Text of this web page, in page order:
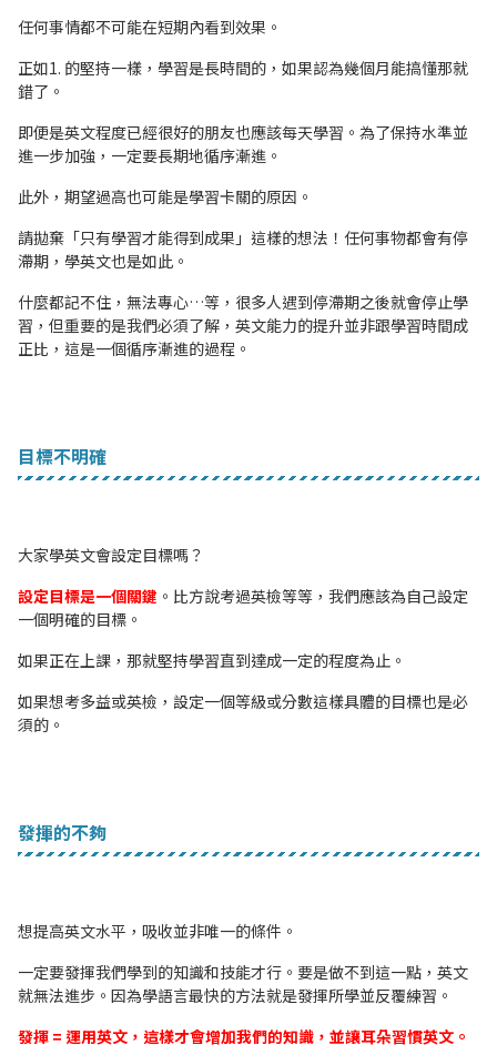
任何事情都不可能在短期內看到效果。
正如1. 的堅持一樣，學習是長時間的，如果認為幾個月能搞懂那就
錯了。
即便是英文程度已經很好的朋友也應該每天學習。為了保持水準並
進一步加強，一定要長期地循序漸進。
此外，期望過高也可能是學習卡關的原因。
請拋棄「只有學習才能得到成果」這樣的想法！任何事物都會有停
滯期，學英文也是如此。
什麼都記不住，無法專心…等，很多人遇到停滯期之後就會停止學
習，但重要的是我們必須了解，英文能力的提升並非跟學習時間成
正比，這是一個循序漸進的過程。
目標不明確
大家學英文會設定目標嗎？
設定目標是一個關鍵 。比方說考過英檢等等，我們應該為自己設定
一個明確的目標。
如果正在上課，那就堅持學習直到達成一定的程度為止。
如果想考多益或英檢，設定一個等級或分數這樣具體的目標也是必
須的。
發揮的不夠
想提高英文水平，吸收並非唯一的條件。
一定要發揮我們學到的知識和技能才行。要是做不到這一點，英文
就無法進步。因為學語言最快的方法就是發揮所學並反覆練習。
發揮 = 運用英文，這樣才會增加我們的知識，並讓耳朵習慣英文。